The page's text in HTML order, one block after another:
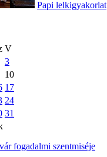
Papi lelkigyakorlat
V
3
10
17
24
31
fogadalmi szentmiséje